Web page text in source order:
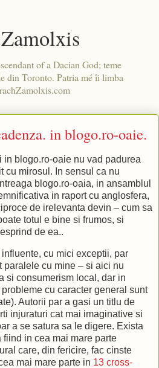
of a Dacian God; teme
din Toronto. Patria mé îi limba
in blogo.ro-oaie.
blogo.ro-oaie nu vad padurea
cu mirosul. In sensul ca nu
blogo.ro-oaia, in ansamblul
in raport cu anglosfera,
de irelevanta devin – cum sa
totul e bine si frumos, si
de ea..
cu mici exceptii, par
paralele cu mine – si aici nu
si consumerism local, dar in
cu caracter general sunt
Autorii par a gasi un titlu de
injuraturi cat mai imaginative si
a se satura sa le digere. Exista
in cea mai mare parte
care, din fericire, fac cinste
mai mare parte in 13 cross-